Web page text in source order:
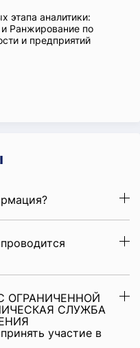
этапа аналитики:
Ранжирование по
и предприятий
ОГРАНИЧЕННОЙ
СЛУЖБА
участие в